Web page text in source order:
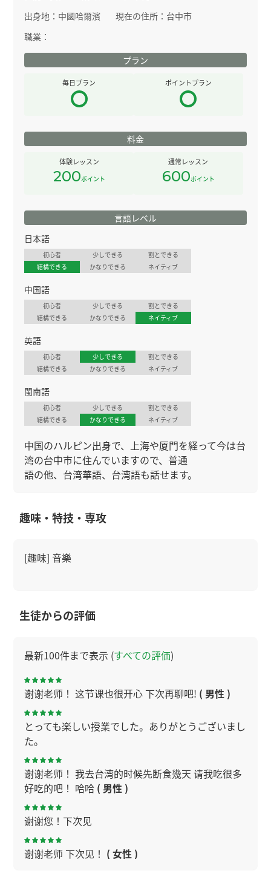
出身地： 中國哈爾濱 現在の住所： 台中市
職業：
プラン
毎日プラン ポイントプラン
料金
体験レッスン
200ポイント
通常レッスン
600ポイント
言語レベル
日本語
初心者 少しできる
割とできる
結構できる
かなりできる ネイティブ
中国語
初心者 少しできる
割とできる
結構できる
かなりできる ネイティブ
英語
初心者 少しできる
割とできる
結構できる
かなりできる ネイティブ
閩南語
初心者 少しできる
割とできる
結構できる
かなりできる ネイティブ
中国のハルピン出身で、上海や厦門を経って今は台
湾の台中市に住んでいますので、普通
語の他、台湾華語、台湾語も話せます。
趣味・特技・専攻
[趣味] 音樂
生徒からの評価
最新100件まで表示 (すべての評価)
谢谢老师！ 这节课也很开心 下次再聊吧! ( 男性 )
とっても楽しい授業でした。ありがとうございまし
た。
谢谢老师！ 我去台湾的时候先断食幾天 请我吃很多
好吃的吧！ 哈哈 ( 男性 )
谢谢您！下次见
谢谢老师 下次见！ ( 女性 )